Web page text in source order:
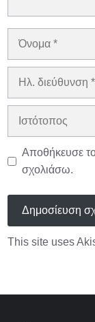
Όνομα
Ηλ.
Ιστότοπος
Αποθήκευσε
σχολιάσω.
This site uses